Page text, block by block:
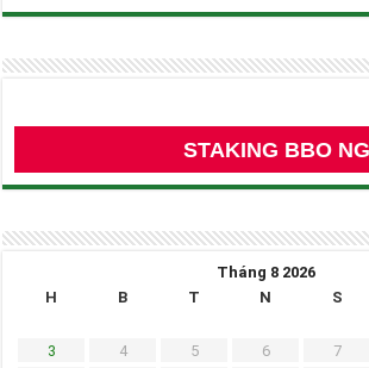
STAKING BBO
Tháng 8 2026
H
B T N S
3
4 5 6 7